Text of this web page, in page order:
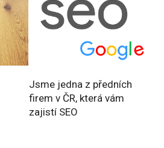
Jsme jedna z předních
firem v ČR, která vám
zajistí SEO